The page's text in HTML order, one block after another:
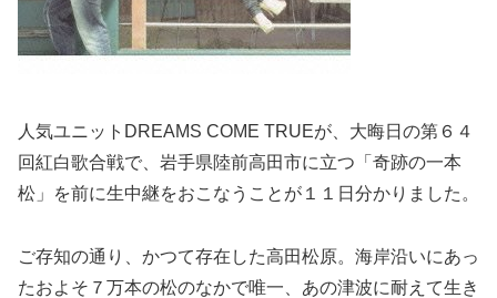
人気ユニットDREAMS COME TRUEが、大晦日の第６４
回紅白歌合戦で、岩手県陸前高田市に立つ「奇跡の一本
松」を前に生中継をおこなうことが１１日分かりました。
ご存知の通り、かつて存在した高田松原。海岸沿いにあっ
たおよそ７万本の松のなかで唯一、あの津波に耐えて生き